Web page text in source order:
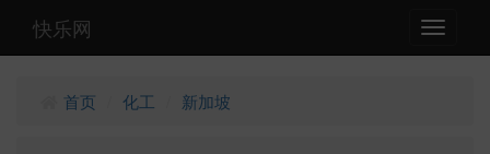
Toggle
快乐网
首页 化工 新加坡